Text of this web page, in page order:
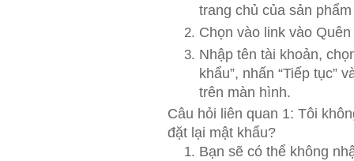
trang chủ của sản
Chọn vào link vào
Nhập tên tài khoản,
khẩu”, nhấn “Tiếp tục”
trên màn hình.
Câu hỏi liên quan 1: Tôi
đặt lại mật khẩu?
Bạn sẽ có thể không